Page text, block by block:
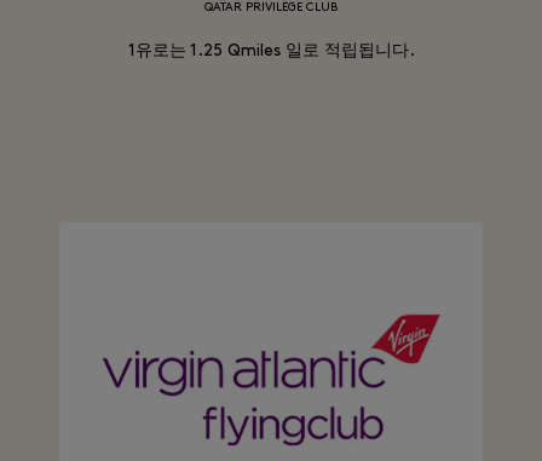
QATAR PRIVILEGE CLUB
1유로는 1.25 Qmiles 일로 적립됩니다.